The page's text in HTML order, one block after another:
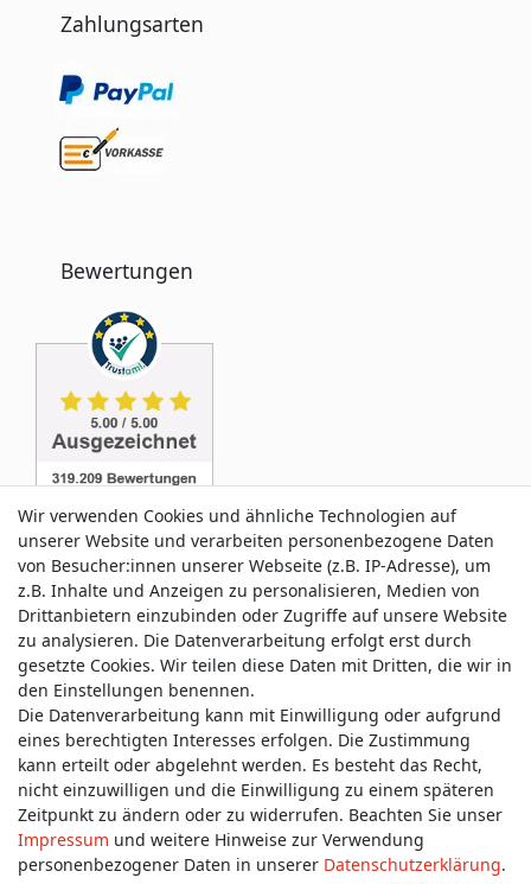
Zahlungsarten
Bewertungen
Service & Kontakt
Wünschen Sie einen Rückruf?
service@allmyclothes.de
Schreiben Sie uns:
service@allmyclothes.de
Wir verwenden Cookies und ähnliche Technologien auf
unserer Website und verarbeiten personenbezogene Daten
von Besucher:innen unserer Webseite (z.B. IP-Adresse), um
z.B. Inhalte und Anzeigen zu personalisieren, Medien von
Drittanbietern einzubinden oder Zugriffe auf unsere Website
zu analysieren. Die Datenverarbeitung erfolgt erst durch
gesetzte Cookies. Wir teilen diese Daten mit Dritten, die wir in
den Einstellungen benennen.
Die Datenverarbeitung kann mit Einwilligung oder aufgrund
eines berechtigten Interesses erfolgen. Die Zustimmung
kann erteilt oder abgelehnt werden. Es besteht das Recht,
nicht einzuwilligen und die Einwilligung zu einem späteren
Zeitpunkt zu ändern oder zu widerrufen. Beachten Sie unser
Impressum und weitere Hinweise zur Verwendung
personenbezogener Daten in unserer Daten­schutz­erklärung.